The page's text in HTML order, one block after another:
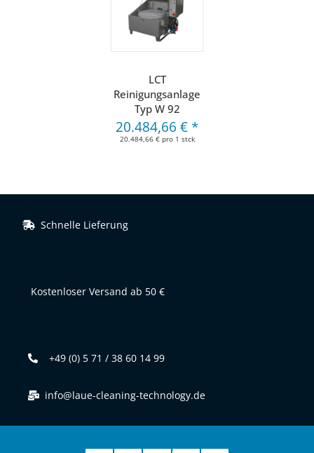
LCT
Reinigungsanlage
Typ W 92
20.484,66 € *
20.484,66 € pro 1 stck
Schnelle Lieferung
Kostenloser Versand ab 50 €
+49 (0) 5 71 / 38 60 14 99
info@laue-cleaning-technology.de